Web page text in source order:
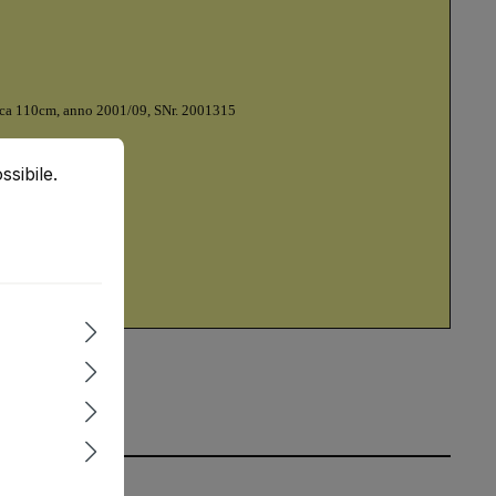
110cm, anno 2001/09, SNr. 2001315
magazzino)
Ulteriori informazioni...